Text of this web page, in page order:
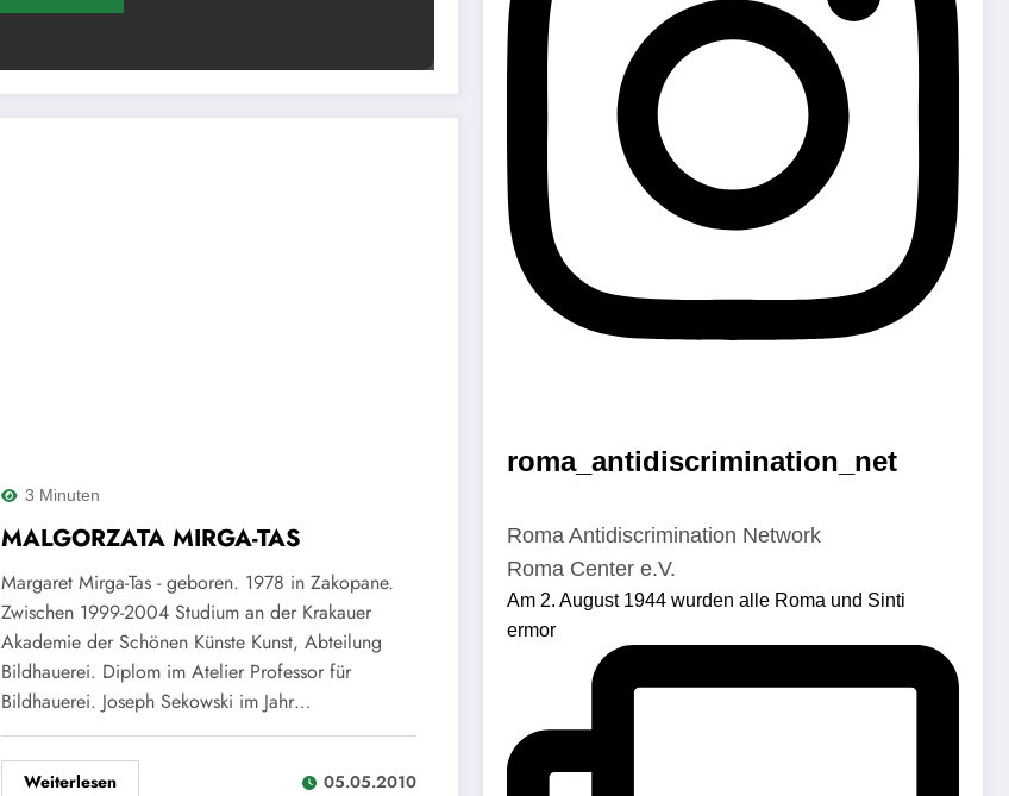
3 Minuten
MALGORZATA MIRGA-TAS
Margaret Mirga-Tas - geboren. 1978 in Zakopane.
Zwischen 1999-2004 Studium an der Krakauer
Akademie der Schönen Künste Kunst, Abteilung
Bildhauerei. Diplom im Atelier Professor für
Bildhauerei. Joseph Sekowski im Jahr…
Weiterlesen 05.05.2010
roma_antidiscrimination_net
Roma Antidiscrimination Network
Roma Center e.V.
Am 2. August 1944 wurden alle Roma und Sinti
ermor